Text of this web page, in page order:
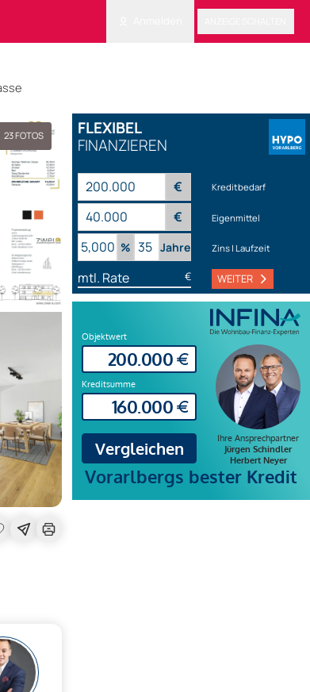
FLEXIBEL
FINANZIEREN
€ Kreditbedarf
€ Eigenmittel
% Jahre Zins | Laufzeit
mtl. Rate € WEITER
23FOTOS